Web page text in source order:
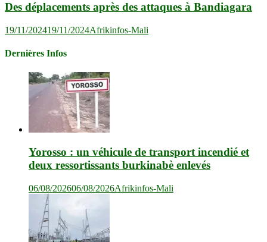
Des déplacements après des attaques à Bandiagara
19/11/202419/11/2024Afrikinfos-Mali
Dernières Infos
Yorosso : un véhicule de transport incendié et
deux ressortissants burkinabè enlevés
06/08/202606/08/2026Afrikinfos-Mali